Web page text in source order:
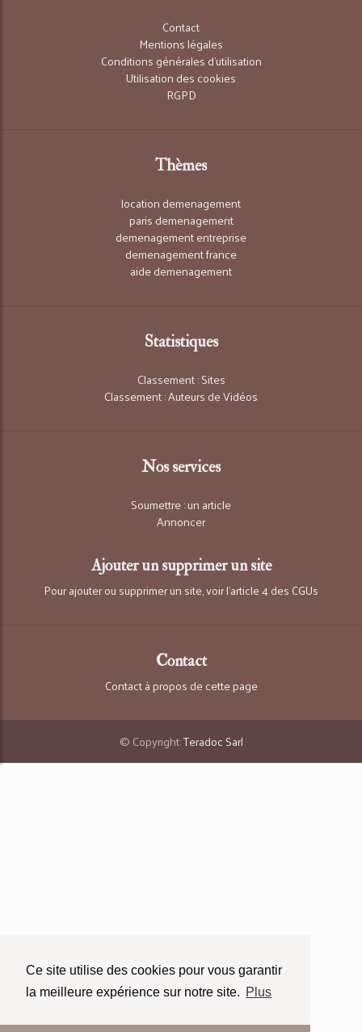
Ce site utilise des cookies pour vous garantir
la meilleure expérience sur notre site. Plus
Contact
Mentions légales
Conditions générales d'utilisation
Utilisation des cookies
RGPD
Thèmes
location demenagement
paris demenagement
demenagement entreprise
demenagement france
aide demenagement
Statistiques
Classement : Sites
Classement : Auteurs de Vidéos
Nos services
Soumettre : un article
Annoncer
Ajouter un supprimer un site
Pour ajouter ou supprimer un site, voir l'article 4 des CGUs
Contact
Contact à propos de cette page
© Copyright:Teradoc Sarl